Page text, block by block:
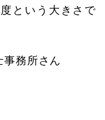
という大きさで
務所さん